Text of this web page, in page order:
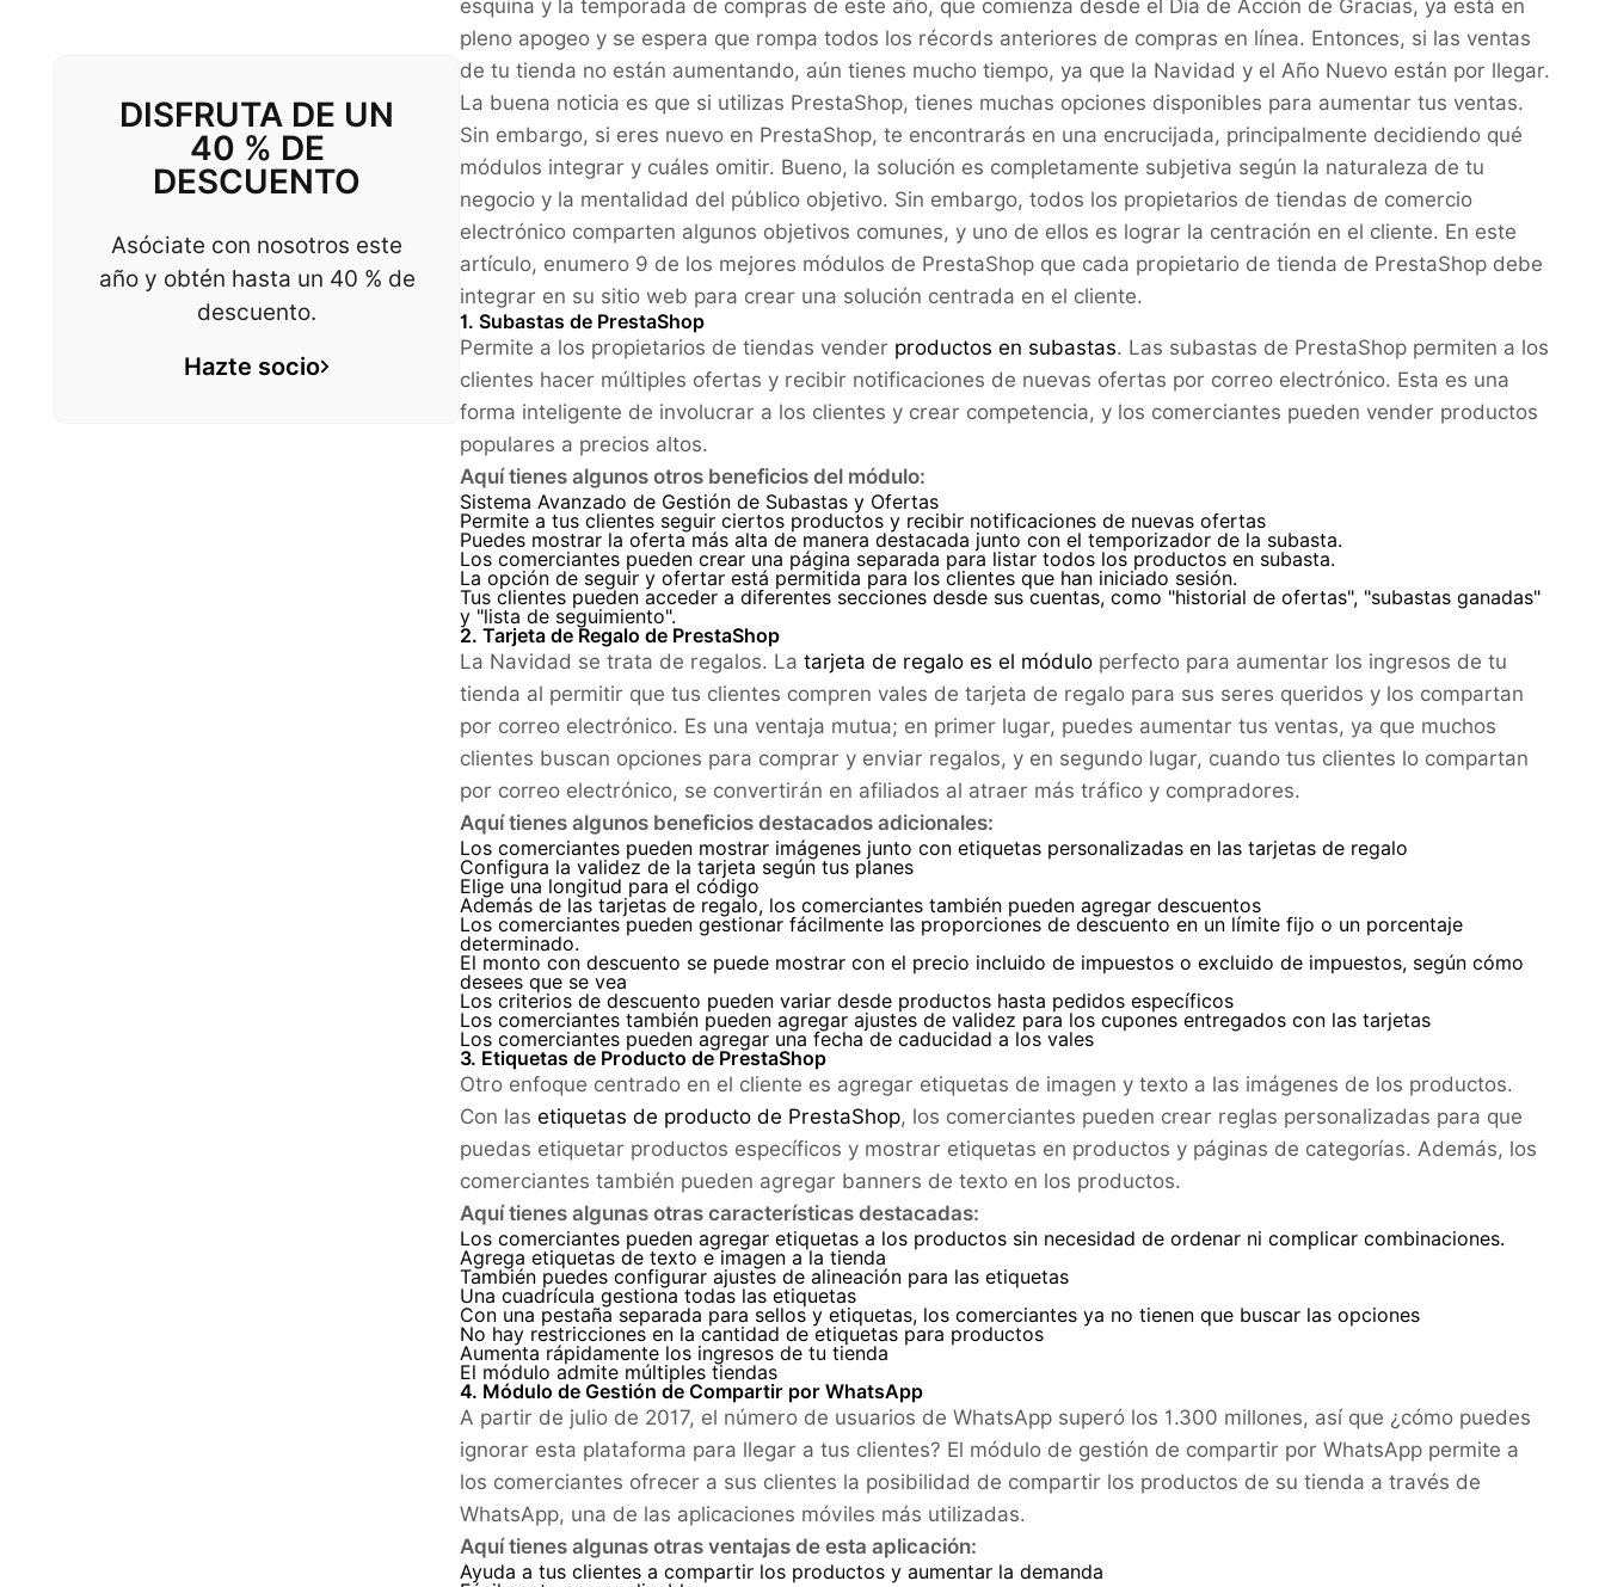
DISFRUTA DE UN
40 % DE
DESCUENTO
Asóciate con nosotros este
año y obtén hasta un 40 % de
descuento.
Hazte socio
esquina y la temporada de compras de este año, que comienza desde el Día de Acción de Gracias, ya está en
pleno apogeo y se espera que rompa todos los récords anteriores de compras en línea. Entonces, si las ventas
de tu tienda no están aumentando, aún tienes mucho tiempo, ya que la Navidad y el Año Nuevo están por llegar.
La buena noticia es que si utilizas PrestaShop, tienes muchas opciones disponibles para aumentar tus ventas.
Sin embargo, si eres nuevo en PrestaShop, te encontrarás en una encrucijada, principalmente decidiendo qué
módulos integrar y cuáles omitir. Bueno, la solución es completamente subjetiva según la naturaleza de tu
negocio y la mentalidad del público objetivo. Sin embargo, todos los propietarios de tiendas de comercio
electrónico comparten algunos objetivos comunes, y uno de ellos es lograr la centración en el cliente. En este
artículo, enumero 9 de los mejores módulos de PrestaShop que cada propietario de tienda de PrestaShop debe
integrar en su sitio web para crear una solución centrada en el cliente.
1. Subastas de PrestaShop
Permite a los propietarios de tiendas vender productos en subastas. Las subastas de PrestaShop permiten a los
clientes hacer múltiples ofertas y recibir notificaciones de nuevas ofertas por correo electrónico. Esta es una
forma inteligente de involucrar a los clientes y crear competencia, y los comerciantes pueden vender productos
populares a precios altos.
Aquí tienes algunos otros beneficios del módulo:
Sistema Avanzado de Gestión de Subastas y Ofertas
Permite a tus clientes seguir ciertos productos y recibir notificaciones de nuevas ofertas
Puedes mostrar la oferta más alta de manera destacada junto con el temporizador de la subasta.
Los comerciantes pueden crear una página separada para listar todos los productos en subasta.
La opción de seguir y ofertar está permitida para los clientes que han iniciado sesión.
Tus clientes pueden acceder a diferentes secciones desde sus cuentas, como "historial de ofertas", "subastas ganadas"
y "lista de seguimiento".
2. Tarjeta de Regalo de PrestaShop
La Navidad se trata de regalos. La tarjeta de regalo es el módulo perfecto para aumentar los ingresos de tu
tienda al permitir que tus clientes compren vales de tarjeta de regalo para sus seres queridos y los compartan
por correo electrónico. Es una ventaja mutua; en primer lugar, puedes aumentar tus ventas, ya que muchos
clientes buscan opciones para comprar y enviar regalos, y en segundo lugar, cuando tus clientes lo compartan
por correo electrónico, se convertirán en afiliados al atraer más tráfico y compradores.
Aquí tienes algunos beneficios destacados adicionales:
Los comerciantes pueden mostrar imágenes junto con etiquetas personalizadas en las tarjetas de regalo
Configura la validez de la tarjeta según tus planes
Elige una longitud para el código
Además de las tarjetas de regalo, los comerciantes también pueden agregar descuentos
Los comerciantes pueden gestionar fácilmente las proporciones de descuento en un límite fijo o un porcentaje
determinado.
El monto con descuento se puede mostrar con el precio incluido de impuestos o excluido de impuestos, según cómo
desees que se vea
Los criterios de descuento pueden variar desde productos hasta pedidos específicos
Los comerciantes también pueden agregar ajustes de validez para los cupones entregados con las tarjetas
Los comerciantes pueden agregar una fecha de caducidad a los vales
3. Etiquetas de Producto de PrestaShop
Otro enfoque centrado en el cliente es agregar etiquetas de imagen y texto a las imágenes de los productos.
Con las etiquetas de producto de PrestaShop, los comerciantes pueden crear reglas personalizadas para que
puedas etiquetar productos específicos y mostrar etiquetas en productos y páginas de categorías. Además, los
comerciantes también pueden agregar banners de texto en los productos.
Aquí tienes algunas otras características destacadas:
Los comerciantes pueden agregar etiquetas a los productos sin necesidad de ordenar ni complicar combinaciones.
Agrega etiquetas de texto e imagen a la tienda
También puedes configurar ajustes de alineación para las etiquetas
Una cuadrícula gestiona todas las etiquetas
Con una pestaña separada para sellos y etiquetas, los comerciantes ya no tienen que buscar las opciones
No hay restricciones en la cantidad de etiquetas para productos
Aumenta rápidamente los ingresos de tu tienda
El módulo admite múltiples tiendas
4. Módulo de Gestión de Compartir por WhatsApp
A partir de julio de 2017, el número de usuarios de WhatsApp superó los 1.300 millones, así que ¿cómo puedes
ignorar esta plataforma para llegar a tus clientes? El módulo de gestión de compartir por WhatsApp permite a
los comerciantes ofrecer a sus clientes la posibilidad de compartir los productos de su tienda a través de
WhatsApp, una de las aplicaciones móviles más utilizadas.
Aquí tienes algunas otras ventajas de esta aplicación:
Ayuda a tus clientes a compartir los productos y aumentar la demanda